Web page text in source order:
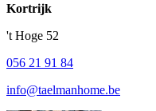
Kortrijk
't Hoge 52
056 21 91 84
info@taelmanhome.be